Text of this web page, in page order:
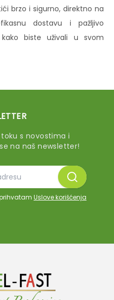
brzo i sigurno, direktno na
dostavu i pažljivo
biste uživali u svom
s novostima i
na naš newsletter!
Uslove korišćenja